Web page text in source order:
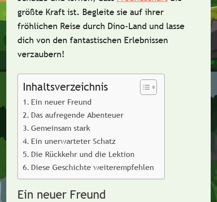
größte Kraft ist. Begleite sie auf ihrer
fröhlichen Reisedurch Dino-Land und lasse
dich von den fantastischen Erlebnissen
verzaubern!
Inhaltsverzeichnis
Ein neuer Freund
Das aufregende Abenteuer
Gemeinsam stark
Ein unerwarteter Schatz
Die Rückkehr und die Lektion
Diese Geschichte weiterempfehlen
Ein neuer Freund